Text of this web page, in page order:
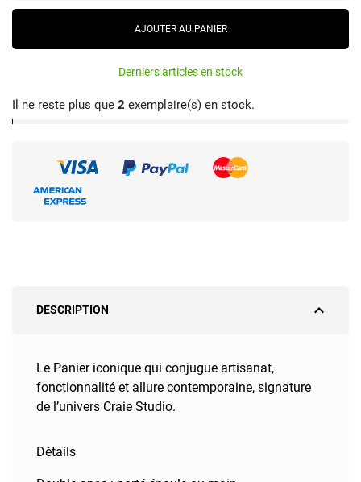
AJOUTER AU PANIER
Derniers articles en stock
Il ne reste plus que 2 exemplaire(s) en stock.
expand_less
DESCRIPTION
Le Panier iconique qui conjugue artisanat,
fonctionnalité et allure contemporaine, signature
de l’univers Craie Studio.
Détails